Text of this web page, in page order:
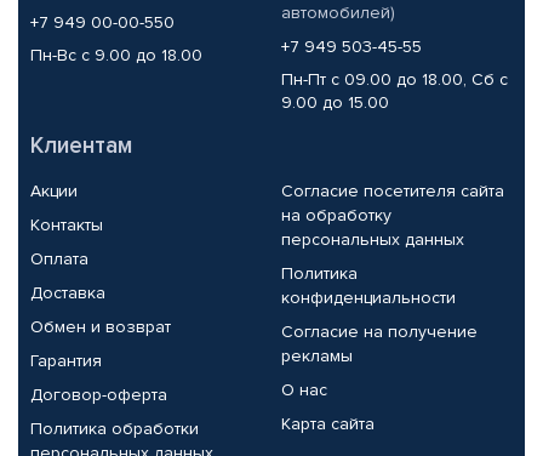
+7 949 00-00-550
Пн-Вс с 9.00 до 18.00
автомобилей)
+7 949 503-45-55
Пн-Пт с 09.00 до 18.00, Сб с
9.00 до 15.00
Клиентам
Акции
Контакты
Оплата
Доставка
Обмен и возврат
Гарантия
Договор-оферта
Политика обработки
Согласие посетителя сайта
на обработку
персональных данных
Политика
конфиденциальности
Согласие на получение
рекламы
О нас
Карта сайта